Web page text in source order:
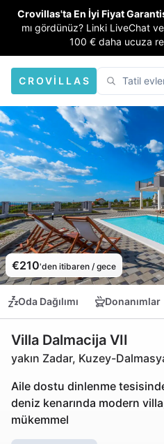
Crovillas'ta En İyi Fiyat
mı gördünüz? Linki LiveChat
100 € daha ucuza
CROVILLAS
€210'den itibaren / gece
Oda Dağılımı Donanımlar
Villa Dalmacija VII
yakın Zadar, Kuzey-
Aile dostu dinlenme
deniz kenarında modern
mükemmel